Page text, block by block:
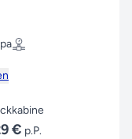
€ p.P.